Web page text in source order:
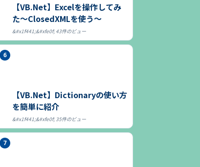
【VB.Net】Excelを操作してみ
た～ClosedXMLを使う～
43件のビュー
【VB.Net】Dictionaryの使い方
を簡単に紹介
35件のビュー